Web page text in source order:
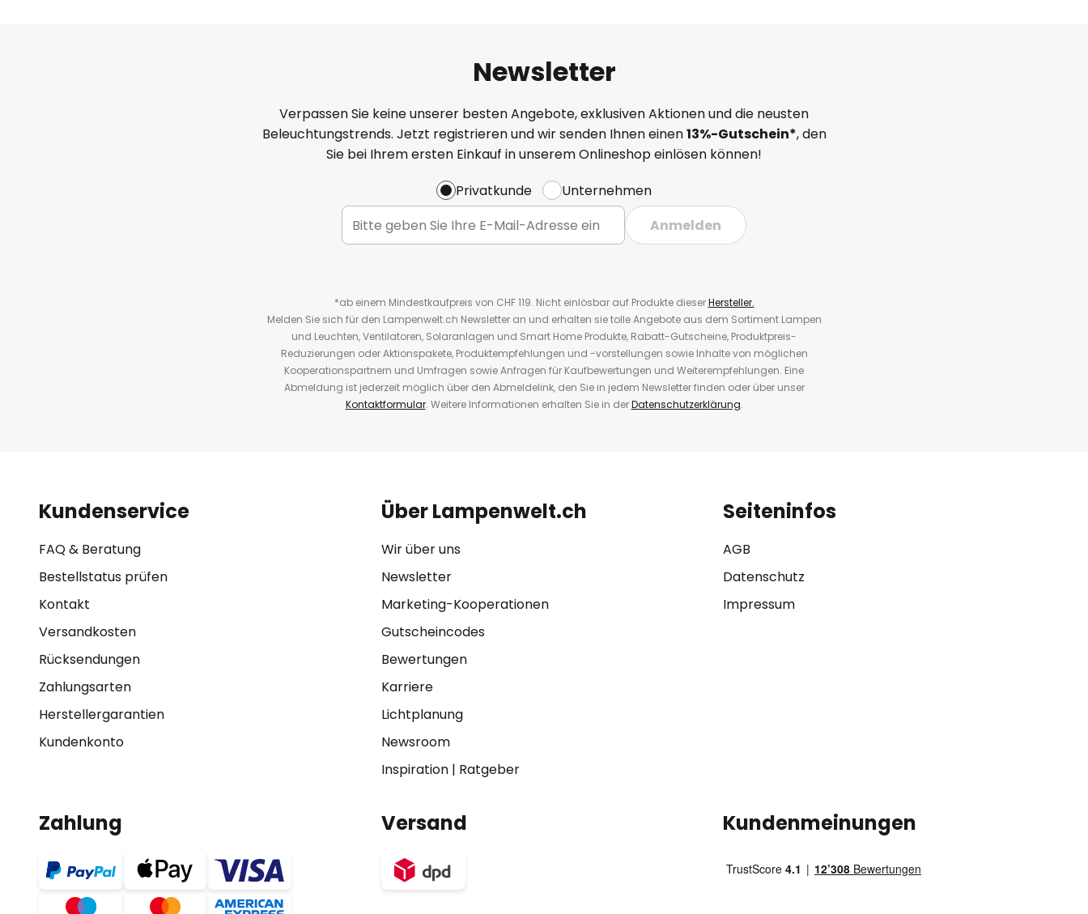
Newsletter
Verpassen Sie keine unserer besten Angebote, exklusiven Aktionen und die neusten
Beleuchtungstrends. Jetzt registrieren und wir senden Ihnen einen13%-Gutschein*, den
Sie bei Ihrem ersten Einkauf in unserem Onlineshop einlösen können!
Privatkunde
Unternehmen
Anmelden
*ab einem Mindestkaufpreis von CHF 119. Nicht einlösbar auf Produkte dieserHersteller.
Melden Sie sich für den Lampenwelt.ch Newsletter an und erhalten sie tolle Angebote aus dem Sortiment Lampen
und Leuchten, Ventilatoren, Solaranlagen und Smart Home Produkte, Rabatt-Gutscheine, Produktpreis-
Reduzierungen oder Aktionspakete, Produktempfehlungen und -vorstellungen sowie Inhalte von möglichen
Kooperationspartnern und Umfragen sowie Anfragen für Kaufbewertungen und Weiterempfehlungen. Eine
Abmeldung ist jederzeit möglich über den Abmeldelink, den Sie in jedem Newsletter finden oder über unser
Kontaktformular. Weitere Informationen erhalten Sie in derDatenschutzerklärung.
Kundenservice
FAQ & Beratung
Bestellstatus prüfen
Kontakt
Versandkosten
Rücksendungen
Zahlungsarten
Herstellergarantien
Kundenkonto
Über Lampenwelt.ch
Wir über uns
Newsletter
Marketing-Kooperationen
Gutscheincodes
Bewertungen
Karriere
Lichtplanung
Newsroom
Inspiration| Ratgeber
Seiteninfos
AGB
Datenschutz
Impressum
Zahlung Versand Kundenmeinungen